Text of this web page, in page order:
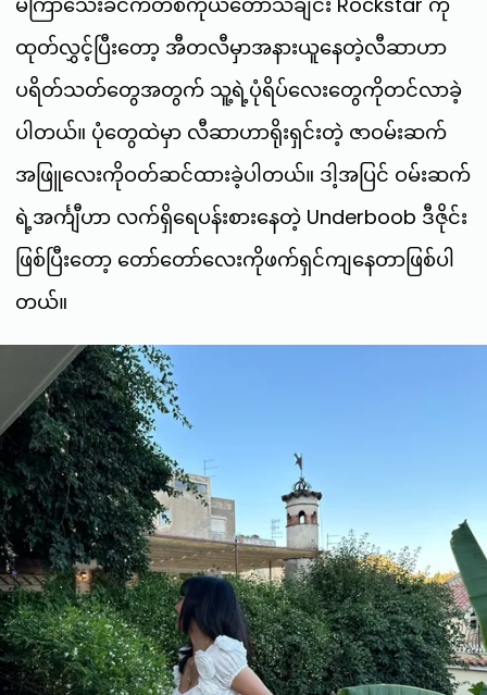
ထုတ်လွှင့်ပြီးတော့ အီတလီမှာအနားယူနေတဲ့လီဆာဟာ
ပရိတ်သတ်တွေအတွက် သူ့ရဲ့ပုံရိပ်လေးတွေကိုတင်လာခဲ့
ပါတယ်။ ပုံတွေထဲမှာ လီဆာဟာရိုးရှင်းတဲ့ ဇာဝမ်းဆက်
အဖြူလေးကိုဝတ်ဆင်ထားခဲ့ပါတယ်။ ဒါ့အပြင် ဝမ်းဆက်
ရဲ့အင်္ကျီဟာ လက်ရှိရေပန်းစားနေတဲ့ Underboob ဒီဇိုင်း
ဖြစ်ပြီးတော့ တော်တော်လေးကိုဖက်ရှင်ကျနေတာဖြစ်ပါ
တယ်။